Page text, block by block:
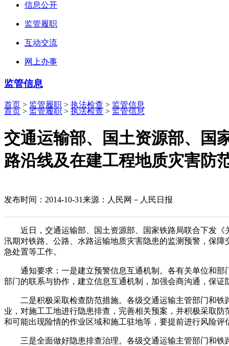
信息公开
监管履职
互动交流
网上办事
监管信息
首页 > 监管履职 > 执法检查 > 监管信息
首页 > 监管履职 > 执法检查 > 监管信息
交通运输部、国土资源部、国
路沿线及在建工程地质灾害防
发布时间：2014-10-31来源：人民网－人民日报
近日，交通运输部、国土资源部、国家铁路局联合下发《
汛期对铁路、公路、水路运输地质灾害隐患的监测预警，保
急处置等工作。
通知要求：一是建立预警信息互通机制。各有关单位和部
部门的联系与协作，建立信息互通机制，加强会商沟通，保证
二是积极采取检查防范措施。各级交通运输主管部门和铁
业，对施工工地进行隐患排查，完善相关预案，并积极采取
和可能出现险情的作业区域和施工驻地等，要提前进行风险评
三是全面做好隐患排查治理。各级交通运输主管部门和铁